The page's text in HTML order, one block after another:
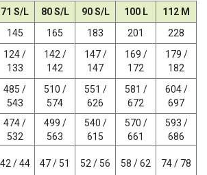
71 S/L 80 S/L 90 S/L 100 L
112 M
145 165 183 201
228
124 /
133
142 /
142
147 /
147
169 /
172
179 /
182
485 /
543
510 /
574
551 /
626
581 /
672
604 /
697
474 /
532
499 /
563
540 /
615
570 /
661
593 /
686
42 / 44 47 / 51 52 / 56 58 / 62 74 / 78